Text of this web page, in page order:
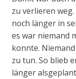
zu verlieren
noch länger in
es war niemand
konnte.
zu tun. So blieb
länger